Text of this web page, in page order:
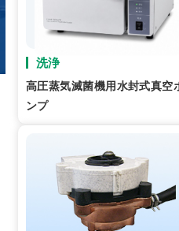
洗浄
高圧蒸気滅菌機用水封式真空
ンプ